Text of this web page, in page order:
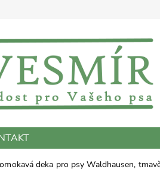
deka pro psy Waldhausen,